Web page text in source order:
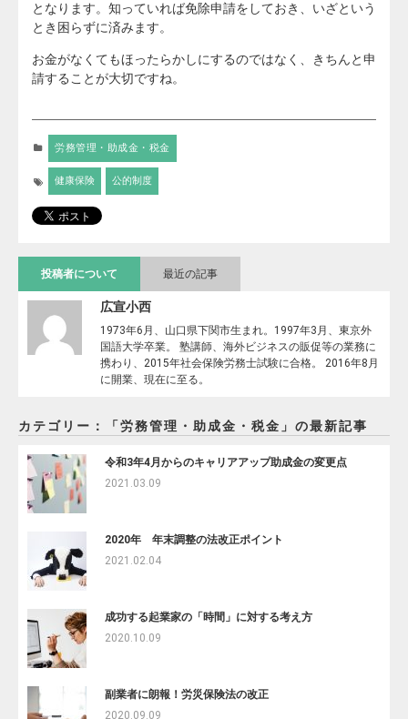
となります。知っていれば免除申請をしておき、いざという
とき困らずに済みます。
お金がなくてもほったらかしにするのではなく、きちんと申
請することが大切ですね。
労務管理・助成金・税金
健康保険 公的制度
投稿者について 最近の記事
広宣小西
1973年6月、山口県下関市生まれ。1997年3月、東京外
国語大学卒業。 塾講師、海外ビジネスの販促等の業務に
携わり、2015年社会保険労務士試験に合格。 2016年8月
に開業、現在に至る。
カテゴリー：「労務管理・助成金・税金」の最新記事
令和3年4月からのキャリアアップ助成金の変更点
2021.03.09
2020年 年末調整の法改正ポイント
2021.02.04
成功する起業家の「時間」に対する考え方
2020.10.09
副業者に朗報！労災保険法の改正
2020.09.09